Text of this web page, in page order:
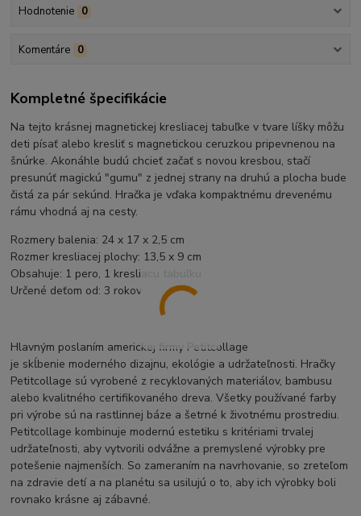
Hodnotenie 0
Komentáre 0
Kompletné špecifikácie
Na tejto krásnej magnetickej kresliacej tabuľke v tvare líšky môžu
deti písať alebo kresliť s magnetickou ceruzkou pripevnenou na
šnúrke. Akonáhle budú chcieť začať s novou kresbou, stačí
presunúť magickú "gumu" z jednej strany na druhú a plocha bude
čistá za pár sekúnd. Hračka je vďaka kompaktnému drevenému
rámu vhodná aj na cesty.
Rozmery balenia: 24 x 17 x 2,5 cm
Rozmer kresliacej plochy: 13,5 x 9 cm
Obsahuje: 1 pero, 1 kresliacu tabuľku
Určené deťom od: 3 rokov
Hlavným poslaním americkej firmy Petitcollage
je skĺbenie moderného dizajnu, ekológie a udržateľnosti. Hračky
Petitcollage sú vyrobené z recyklovaných materiálov, bambusu
alebo kvalitného certifikovaného dreva. Všetky používané farby
pri výrobe sú na rastlinnej báze a šetrné k životnému prostrediu.
Petitcollage kombinuje modernú estetiku s kritériami trvalej
udržateľnosti, aby vytvorili odvážne a premyslené výrobky pre
potešenie najmenších. So zameraním na navrhovanie, so zreteľom
na zdravie detí a na planétu sa usilujú o to, aby ich výrobky boli
rovnako krásne aj zábavné.